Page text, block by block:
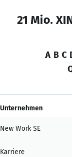
21 Mio.
A B C
Unternehmen
New Work SE
Karriere